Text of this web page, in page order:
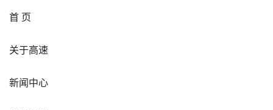
首 页
关于高速
新闻中心